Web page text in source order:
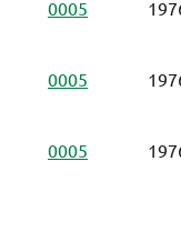
0005
0005
0005